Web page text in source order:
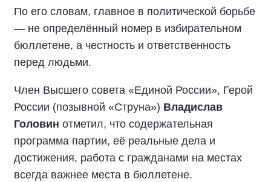
По его словам, главное в политической борьбе
— не определённый номер в избирательном
бюллетене, а честность и ответственность
перед людьми.
Член Высшего совета «Единой России», Герой
России (позывной «Струна») Владислав
Головин отметил, что содержательная
программа партии, её реальные дела и
достижения, работа с гражданами на местах
всегда важнее места в бюллетене.